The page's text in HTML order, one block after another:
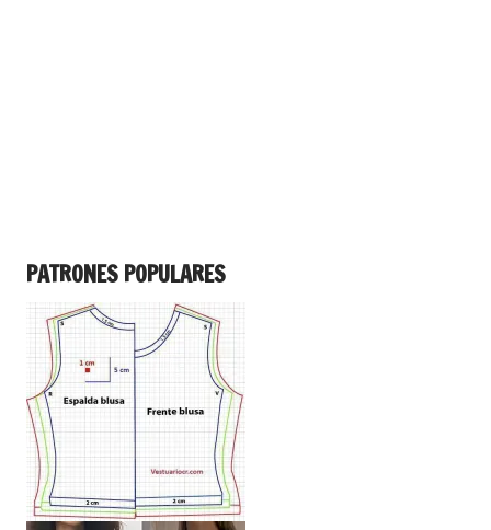
PATRONES POPULARES